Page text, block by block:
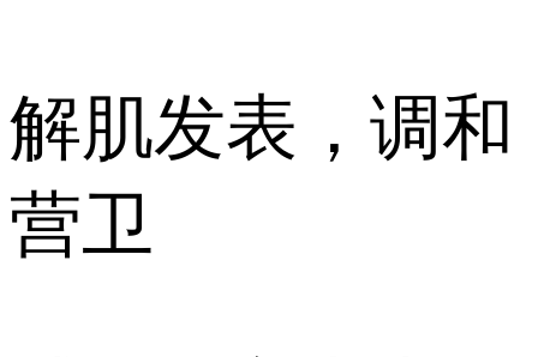
解肌发表，调和
营卫